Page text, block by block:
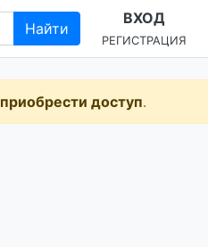
Найти
ВХОД
РЕГИСТРАЦИЯ
приобрести доступ.